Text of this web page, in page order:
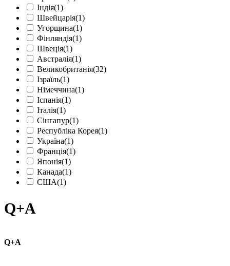
Індія(1)
Швейцарія(1)
Угорщина(1)
Фінляндія(1)
Швеція(1)
Австралія(1)
Великобританія(32)
Ізраїль(1)
Німеччина(1)
Іспанія(1)
Італія(1)
Сінгапур(1)
Республіка Корея(1)
Україна(1)
Франція(1)
Японія(1)
Канада(1)
США(1)
Q+A
Q+A